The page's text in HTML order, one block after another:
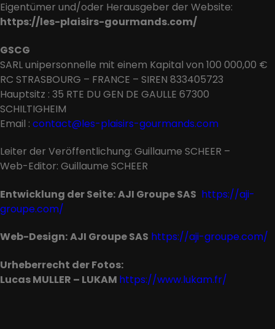
Eigentümer und/oder Herausgeber der Website:
https://les-plaisirs-gourmands.com/
GSCG
SARL unipersonnelle mit einem Kapital von 100 000,00 €
RC STRASBOURG – FRANCE – SIREN 833405723
Hauptsitz : 35 RTE DU GEN DE GAULLE 67300
SCHILTIGHEIM
Email : contact@les-plaisirs-gourmands.com
Leiter der Veröffentlichung: Guillaume SCHEER –
Web-Editor: Guillaume SCHEER
Entwicklung der Seite:AJI Groupe SAS https://aji-
groupe.com/
Web-Design:AJI Groupe SAS https://aji-groupe.com/
Urheberrecht der Fotos:
Lucas MULLER – LUKAM https://www.lukam.fr/